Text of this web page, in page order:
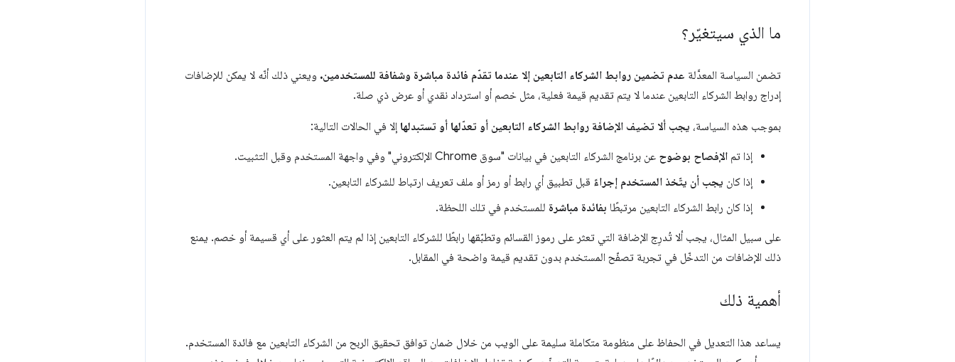
ما الذي سيتغيّر؟
تضمن السياسة المعدَّلة عدم تضمين روابط الشركاء التابعين إلا عندما تقدّم فائدة مباشرة وشفافة للمستخدمين. ويعني ذلك أنّه لا يمكن للإضافات
إدراج روابط الشركاء التابعين عندما لا يتم تقديم قيمة فعلية، مثل خصم أو استرداد نقدي أو عرض ذي صلة.
بموجب هذه السياسة، يجب ألا تضيف الإضافة روابط الشركاء التابعين أو تعدّلها أو تستبدلها إلا في الحالات التالية:
إذا تم الإفصاح بوضوح عن برنامج الشركاء التابعين في بيانات "سوق Chrome الإلكتروني" وفي واجهة المستخدم وقبل التثبيت.
إذا كان يجب أن يتّخذ المستخدم إجراءً قبل تطبيق أي رابط أو رمز أو ملف تعريف ارتباط للشركاء التابعين.
إذا كان رابط الشركاء التابعين مرتبطًا بفائدة مباشرة للمستخدم في تلك اللحظة.
على سبيل المثال، يجب ألا تُدرِج الإضافة التي تعثر على رموز القسائم وتطبّقها رابطًا للشركاء التابعين إذا لم يتم العثور على أي قسيمة أو خصم. يمنع
ذلك الإضافات من التدخّل في تجربة تصفّح المستخدم بدون تقديم قيمة واضحة في المقابل.
أهمية ذلك
يساعد هذا التعديل في الحفاظ على منظومة متكاملة سليمة على الويب من خلال ضمان توافق تحقيق الربح من الشركاء التابعين مع فائدة المستخدم.